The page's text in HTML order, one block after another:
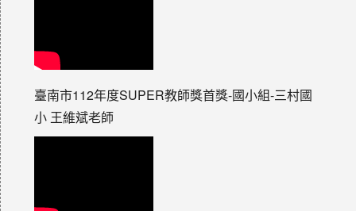
臺南市112年度SUPER教師獎首獎-國小組-三村國
小 王維斌老師